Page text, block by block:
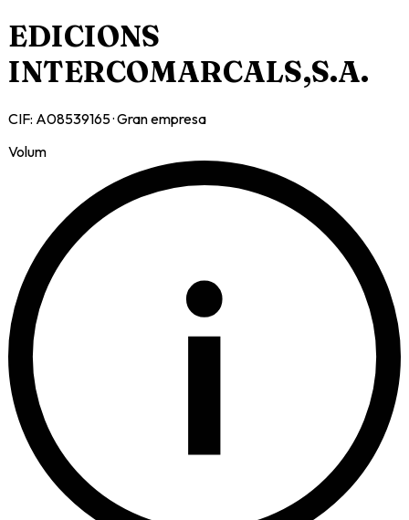
EDICIONS
INTERCOMARCALS,S.A.
CIF: A08539165·Gran empresa
Volum
i